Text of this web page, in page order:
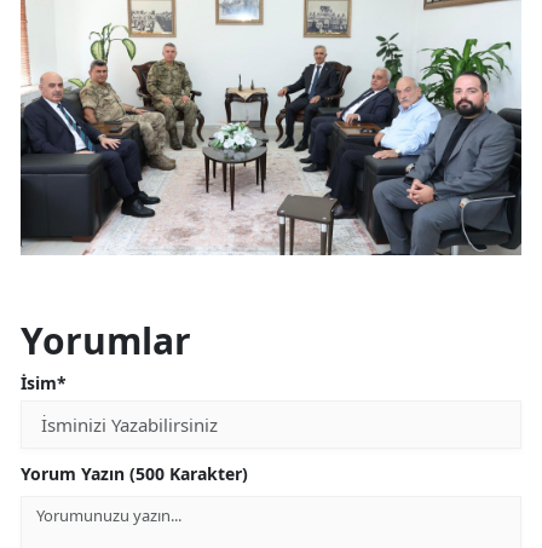
Yorumlar
İsim*
Yorum Yazın (500 Karakter)